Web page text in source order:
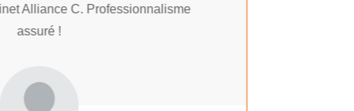
Alliance C. Professionnalisme
assuré !